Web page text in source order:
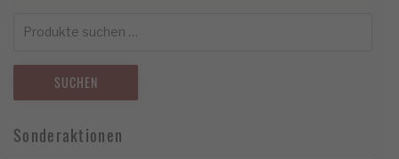
nach:
SUCHEN
Sonderaktionen